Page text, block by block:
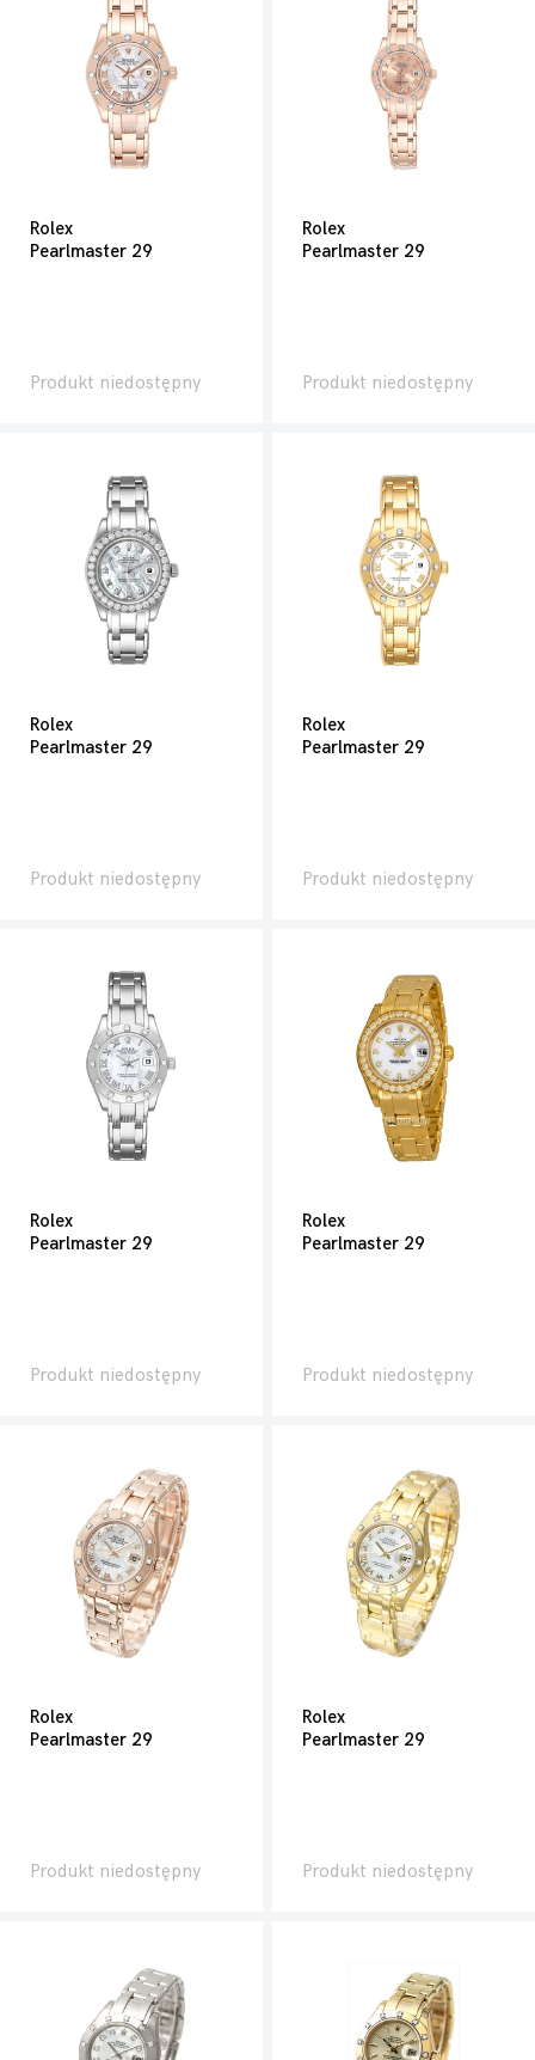
Rolex
Pearlmaster 29
Produkt niedostępny
Rolex
Pearlmaster 29
Produkt niedostępny
Rolex
Pearlmaster 29
Produkt niedostępny
Rolex
Pearlmaster 29
Produkt niedostępny
Rolex
Pearlmaster 29
Produkt niedostępny
Rolex
Pearlmaster 29
Produkt niedostępny
Rolex
Pearlmaster 29
Produkt niedostępny
Rolex
Pearlmaster 29
Produkt niedostępny